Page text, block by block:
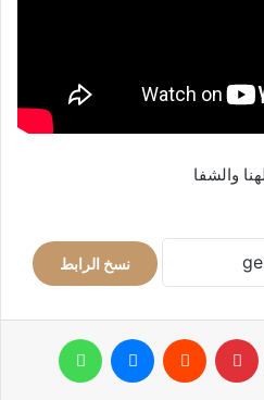
نسخ الرابط
بينتيريست ماسنجر